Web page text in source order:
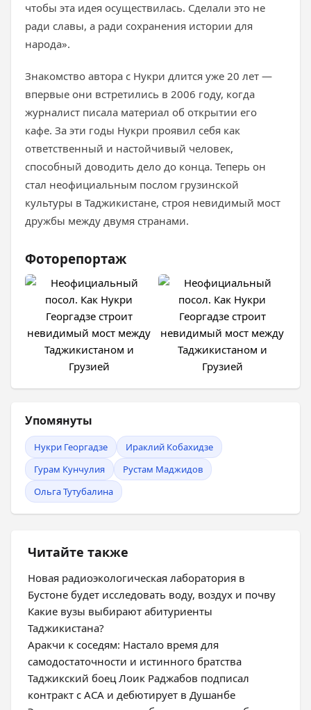
чтобы эта идея осуществилась. Сделали это не
ради славы, а ради сохранения истории для
народа».
Знакомство автора с Нукри длится уже 20 лет —
впервые они встретились в 2006 году, когда
журналист писала материал об открытии его
кафе. За эти годы Нукри проявил себя как
ответственный и настойчивый человек,
способный доводить дело до конца. Теперь он
стал неофициальным послом грузинской
культуры в Таджикистане, строя невидимый мост
дружбы между двумя странами.
Фоторепортаж
Упомянуты
Нукри Георгадзе
Ираклий Кобахидзе
Гурам Кунчулия
Рустам Маджидов
Ольга Тутубалина
Читайте также
Новая радиоэкологическая лаборатория в
Бустоне будет исследовать воду, воздух и почву
Какие вузы выбирают абитуриенты
Таджикистана?
Аракчи к соседям: Настало время для
самодостаточности и истинного братства
Таджикский боец Лоик Раджабов подписал
контракт с ACA и дебютирует в Душанбе